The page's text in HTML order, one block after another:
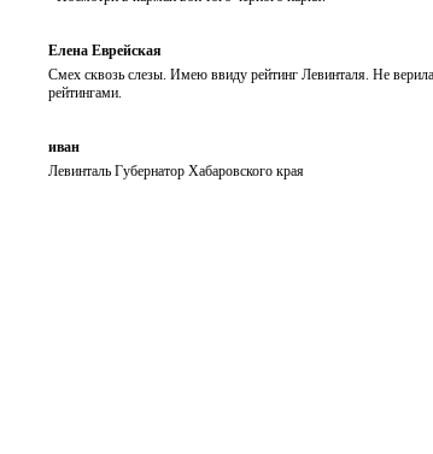
Елена Еврейская
Смех сквозь слезы. Имею ввиду рейтинг Левинталя. Не
рейтингами.
иван
Левинталь Губернатор Хабаровского края